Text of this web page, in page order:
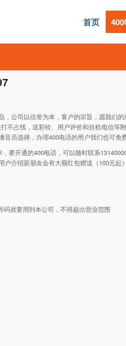
首页
，公司以信誉为本，客户的宗旨，愿我们
不占线，送彩铃、用户评价和挂机电信等
员选择，办理400电话的用户我们也可免
要开通的400电话，可以随时联系
介绍新朋友会有大额红包赠送（100元起）
就要用到本公司，不得超出营业范围